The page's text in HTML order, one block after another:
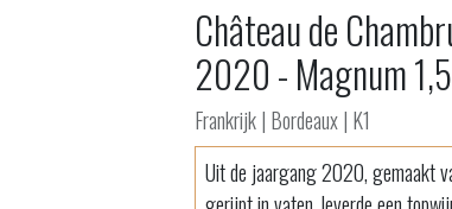
Château de
2020 - Magnum
Frankrijk | Bordeaux | K1
Uit de jaargang 2020, gemaakt